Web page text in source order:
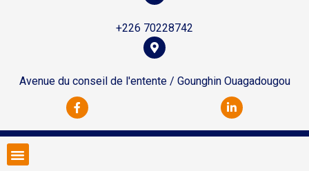
+226 70228742
Avenue du conseil de l'entente / Gounghin Ouagadougou